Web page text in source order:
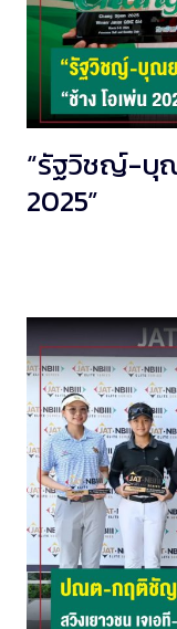
“รัฐวิชญ์-บุ
2025”